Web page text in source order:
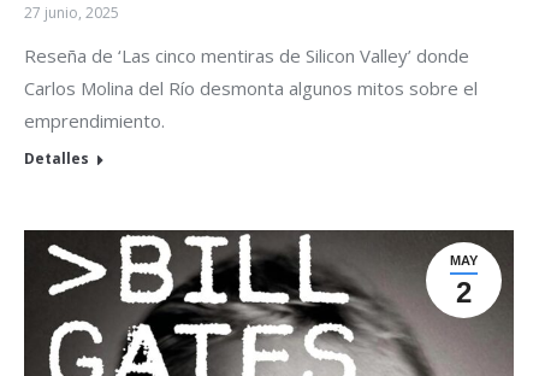
27 junio, 2025
Reseña de ‘Las cinco mentiras de Silicon Valley’ donde
Carlos Molina del Río desmonta algunos mitos sobre el
emprendimiento.
Detalles
MAY
2